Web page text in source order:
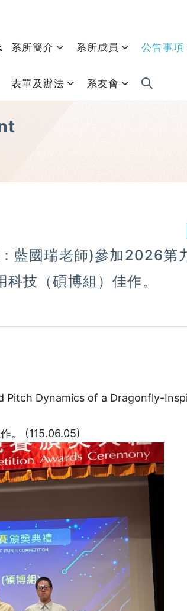
系所簡介 系所成員 公告事項
表單及辦法 系友會
藍國瑞老師)參加2026第
技（碩博組）佳作。
Pitch Dynamics of a Dragonfly-
。 (115.06.05)